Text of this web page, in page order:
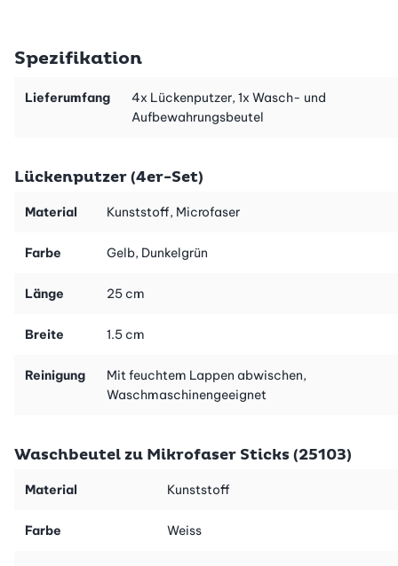
gewachsen. Nach dem Gebrauch ist der Überzug hygienisch bei
Grosser Frühjahrsputz mit minimalem Aufwand, das bietet der
Spezifikation
Lieferumfang
4x Lückenputzer, 1x Wasch- und
Aufbewahrungsbeutel
Lückenputzer (4er-Set)
Material Kunststoff, Microfaser
Farbe Gelb, Dunkelgrün
Länge 25 cm
Breite 1.5 cm
Reinigung
Mit feuchtem Lappen abwischen,
Waschmaschinengeeignet
Waschbeutel zu Mikrofaser Sticks (25103)
Material Kunststoff
Farbe Weiss